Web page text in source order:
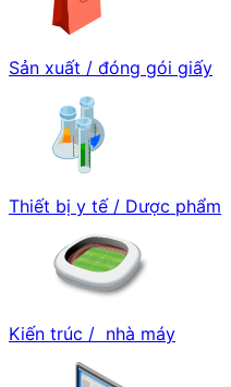
Sản xuất / đóng gói giấy
Thiết bị y tế / Dược phẩm
Kiến trúc / nhà máy